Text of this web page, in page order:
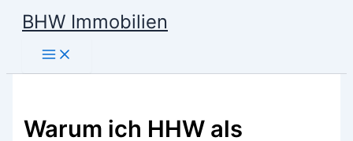
Zum
Inhalt
springen
BHW Immobilien
Main
Menu
Warum ich HHW als